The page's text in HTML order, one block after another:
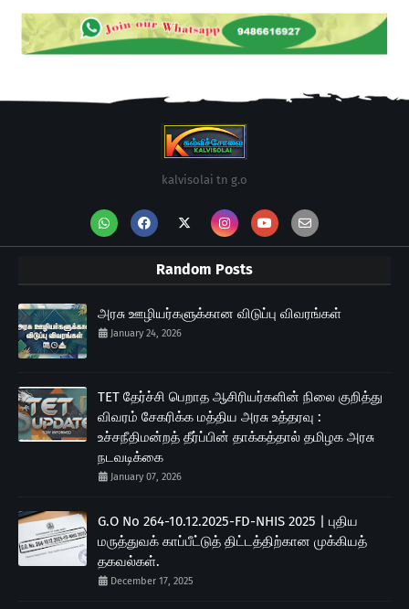
kalvisolai tn g.o
Random Posts
அரசு ஊழியர்களுக்கான விடுப்பு விவரங்கள்
January 24, 2026
TET தேர்ச்சி பெறாத ஆசிரியர்களின் நிலை குறித்து
விவரம் சேகரிக்க மத்திய அரசு உத்தரவு :
உச்சநீதிமன்றத் தீர்ப்பின் தாக்கத்தால் தமிழக அரசு
நடவடிக்கை
January 07, 2026
G.O No 264-10.12.2025-FD-NHIS 2025 | புதிய
மருத்துவக் காப்பீட்டுத் திட்டத்திற்கான முக்கியத்
தகவல்கள்.
December 17, 2025